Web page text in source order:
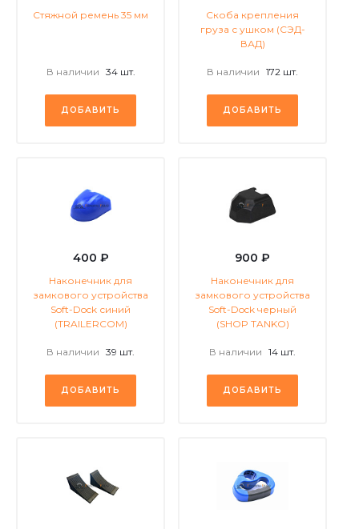
Стяжной ремень 35 мм
В наличии 34 шт.
ДОБАВИТЬ
Скоба крепления
груза с ушком (СЭД-
ВАД)
В наличии 172 шт.
ДОБАВИТЬ
400 ₽
Наконечник для
замкового устройства
Soft-Dock синий
(TRAILERCOM)
В наличии 39 шт.
ДОБАВИТЬ
900 ₽
Наконечник для
замкового устройства
Soft-Dock черный
(SHOP TANKO)
В наличии 14 шт.
ДОБАВИТЬ